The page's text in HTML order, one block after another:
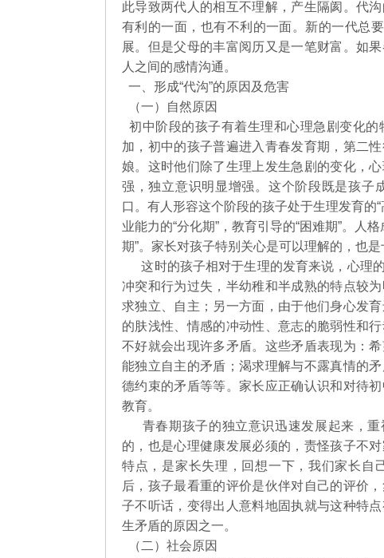
此导致两代人的相互不理解，产生隔阂。代
有利的一面，也有不利的一面。新的一代总
展。但是父母的丰富阅历又是一笔财富。如
人之间的感情沟通。
一、形成“代沟”的原因及危害
（一）自然原因
初中阶段的孩子有着生理和心理急剧变化
加，初中的孩子普遍进入青春发育期，第二
娘。这时他们除了生理上发生急剧的变化，
强，独立意识明显增强。这个阶段既是孩子
口。有人形容这个阶段的孩子处于生理发育的“
业能力的“分化期”，教育引导的“困难期”。人
期”。家长对孩子特别关心是可以理解的，也是
这时的孩子相对于生理的发育来说，心理
冲突和行为过失，半幼稚和半成熟的特点较
求独立、自主；另一方面，由于他们身心发
的肤浅性、情感的冲动性、意志的脆弱性和
不好就会出现许多矛盾。这些矛盾表现为：
能独立自主的矛盾；渴求理解与不露真情的
德约束的矛盾等等。家长应正确认识和对待
教育。
青春期孩子的独立意识迅速发展起来，重
的，也是心理健康发展必须的，责怪孩子不
特点，是家长失理，回想一下，我们家长自
后，孩子最看重的评价是伙伴对自己的评价
子不听话，变得出人意料地固执就与这种特
生矛盾的原因之一。
（二）社会原因